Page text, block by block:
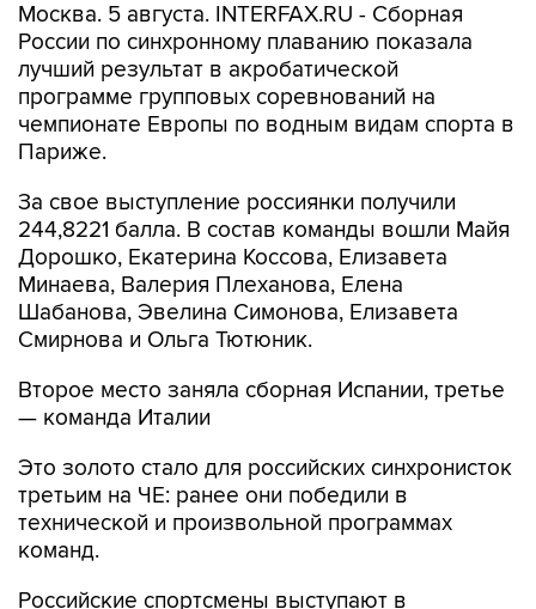
Москва. 5 августа. INTERFAX.RU - Сборная
России по синхронному плаванию показала
лучший результат в акробатической
программе групповых соревнований на
чемпионате Европы по водным видам спорта в
Париже.
За свое выступление россиянки получили
244,8221 балла. В состав команды вошли Майя
Дорошко, Екатерина Коссова, Елизавета
Минаева, Валерия Плеханова, Елена
Шабанова, Эвелина Симонова, Елизавета
Смирнова и Ольга Тютюник.
Второе место заняла сборная Испании, третье
— команда Италии
Это золото стало для российских синхронисток
третьим на ЧЕ: ранее они победили в
технической и произвольной программах
команд.
Российские спортсмены выступают в